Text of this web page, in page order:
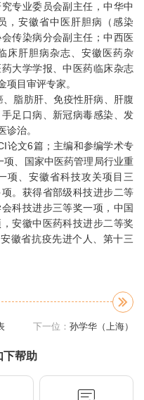
专业委员会副主任，中华中
，安徽省中医肝胆病（感染
传染病分会副主任；中西医
床肝胆病杂志、安徽医药杂
大学学报、中医药临床杂志
目审评专家。
脂肪肝、免疫性肝病、肝腹
足口病、新冠病毒感染、发
治。
文6篇；主编和参编学术专
、国家中医药管理局行业重
项、安徽省科技攻关项目三
。获得省部级科技进步二等
科技进步三等奖一项，中国
安徽中医药科技进步二等奖
徽省抗疫先进个人、第十三
下一位： 孙学华（上海）
下帮助